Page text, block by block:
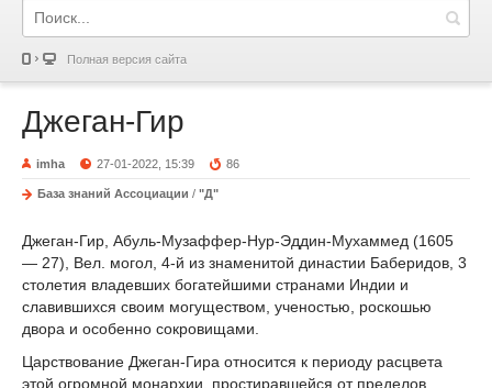
Полная версия сайта
Джеган-Гир
imha 27-01-2022, 15:39 86
База знаний Ассоциации / "Д"
Джеган-Гир, Абуль-Музаффер-Нур-Эддин-Мухаммед (1605
— 27), Вел. могол, 4-й из знаменитой династии Баберидов, 3
столетия владевших богатейшими странами Индии и
славившихся своим могуществом, ученостью, роскошью
двора и особенно сокровищами.
Царствование Джеган-Гира относится к периоду расцвета
этой огромной монархии, простиравшейся от пределов